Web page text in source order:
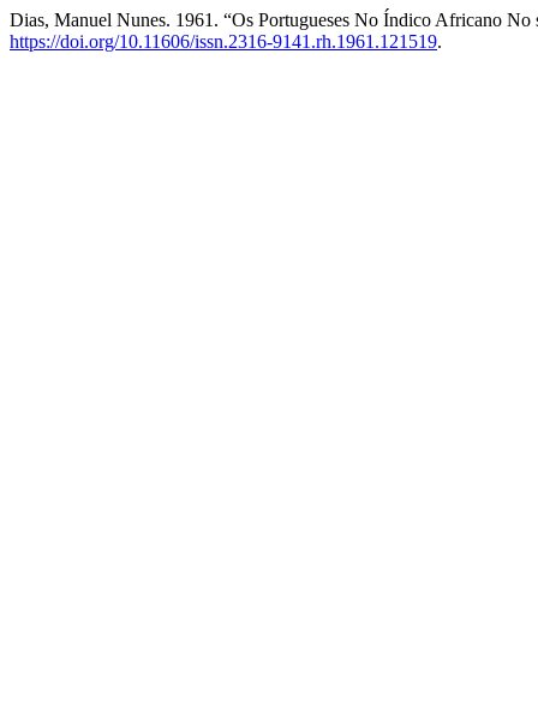
Dias, Manuel Nunes. 1961. “Os Portugueses No Índico Africano
https://doi.org/10.11606/issn.2316-9141.rh.1961.121519.